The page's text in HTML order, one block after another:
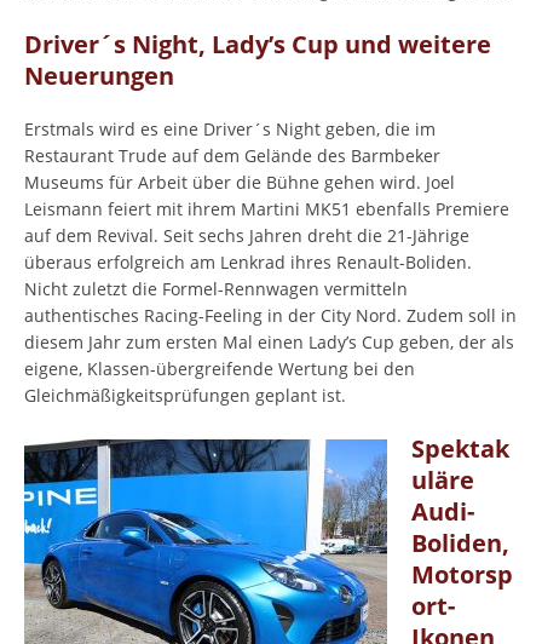
Driver´s Night, Lady’s Cup und weitere
Neuerungen
Erstmals wird es eine Driver´s Night geben, die im
Restaurant Trude auf dem Gelände des Barmbeker
Museums für Arbeit über die Bühne gehen wird. Joel
Leismann feiert mit ihrem Martini MK51 ebenfalls Premiere
auf dem Revival. Seit sechs Jahren dreht die 21-Jährige
überaus erfolgreich am Lenkrad ihres Renault-Boliden.
Nicht zuletzt die Formel-Rennwagen vermitteln
authentisches Racing-Feeling in der City Nord. Zudem soll in
diesem Jahr zum ersten Mal einen Lady’s Cup geben, der als
eigene, Klassen-übergreifende Wertung bei den
Gleichmäßigkeitsprüfungen geplant ist.
Spektak
uläre
Audi-
Boliden,
Motorsp
ort-